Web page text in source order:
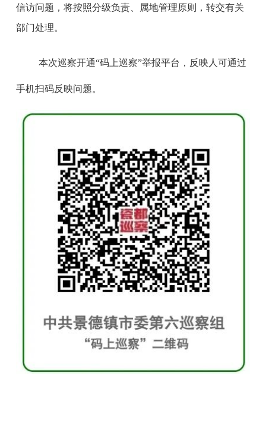
信访问题，将按照分级负责、属地管理原则，转交有关
部门处理。
本次巡察开通“码上巡察”举报平台，反映人可通过
手机扫码反映问题。